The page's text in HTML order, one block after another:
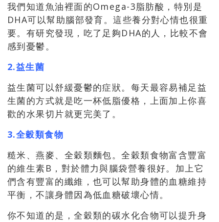
我們知道魚油裡面的Omega-3脂肪酸，特別是
DHA可以幫助腦部發育。這些養分對心情也很重
要。有研究發現，吃了足夠DHA的人，比較不會
感到憂鬱。
2.益生菌
益生菌可以舒緩憂鬱的症狀。每天最容易補足益
生菌的方式就是吃一杯低脂優格，上面加上你喜
歡的水果切片就更完美了。
3.全穀類食物
糙米、燕麥、全穀類麵包。全穀類食物富含豐富
的維生素B，對於體力與腦袋營養很好。加上它
們含有豐富的纖維，也可以幫助身體的血糖維持
平衡，不讓身體因為低血糖破壞心情。
你不知道的是，全穀類的碳水化合物可以提升身